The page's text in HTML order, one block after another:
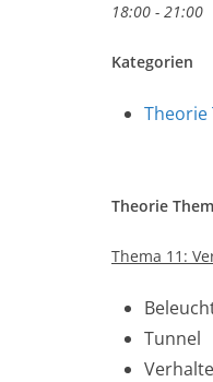
18:00 - 21:00
Kategorien
Theorie
Theorie
Thema 11:
Tunnel